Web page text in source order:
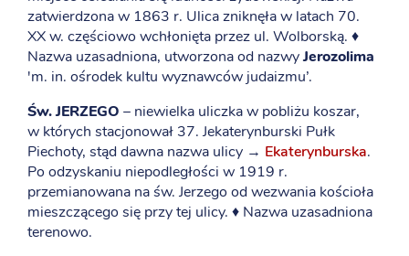
zatwierdzona w 1863 r. Ulica zniknęła w latach 70.
XX w. częściowo wchłonięta przez ul. Wolborską. ♦
Nazwa uzasadniona, utworzona od nazwyJerozolima
'm. in. ośrodek kultu wyznawców judaizmu’.
Św. JERZEGO – niewielka uliczka w pobliżu koszar,
w których stacjonował 37. Jekaterynburski Pułk
Piechoty, stąd dawna nazwa ulicy → Ekaterynburska.
Po odzyskaniu niepodległości w 1919 r.
przemianowana na św. Jerzego od wezwania kościoła
mieszczącego się przy tej ulicy. ♦ Nazwa uzasadniona
terenowo.